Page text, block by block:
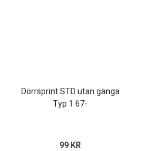
Dörrsprint STD utan gänga
Typ 1 67-
99 KR